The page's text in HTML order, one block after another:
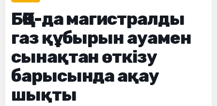
БҚО-да магистралды
газ құбырын ауамен
сынақтан өткізу
барысында ақау
шықты